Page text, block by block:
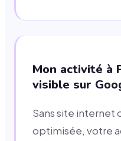
Mon activité à
visible sur
Sans site internet
optimisée, votre